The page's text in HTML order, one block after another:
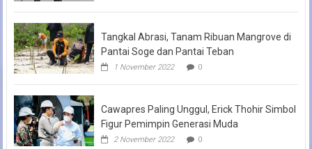
Tangkal Abrasi, Tanam Ribuan Mangrove di
Pantai Soge dan Pantai Teban
1 November 2022 0
Cawapres Paling Unggul, Erick Thohir Simbol
Figur Pemimpin Generasi Muda
2 November 2022 0